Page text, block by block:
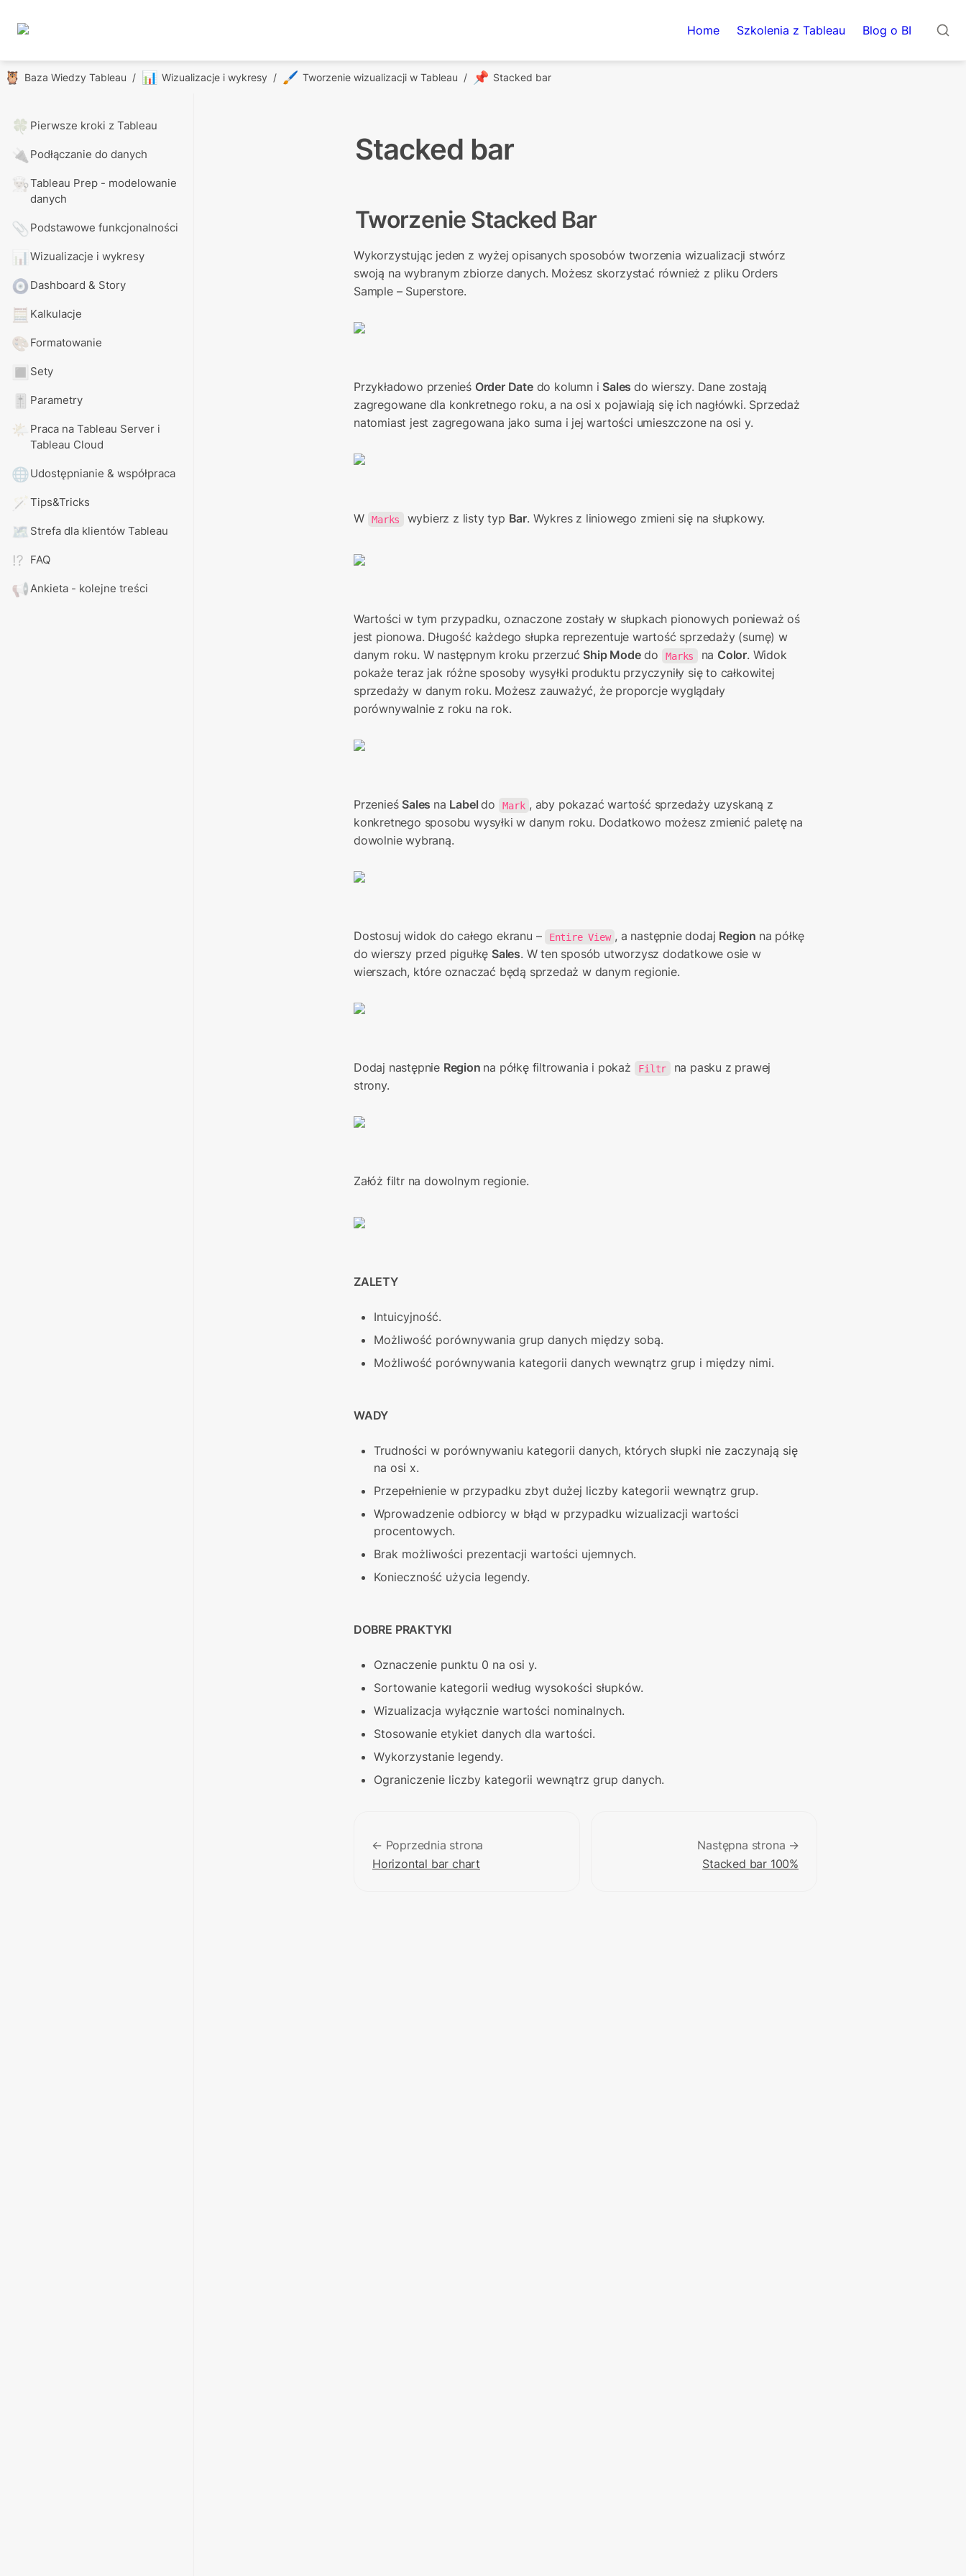
Home Szkolenia z Tableau Blog o BI
🦉 Baza Wiedzy Tableau / 📊 Wizualizacje i wykresy / 🖌️ Tworzenie wizualizacji w Tableau / 📌 Stacked bar
🍀 Pierwsze kroki z Tableau
🔌 Podłączanie do danych
👨🏼‍🍳Tableau Prep - modelowanie
danych
📎 Podstawowe funkcjonalności
📊 Wizualizacje i wykresy
🧿 Dashboard & Story
🧮 Kalkulacje
🎨 Formatowanie
🔳 Sety
🎚️ Parametry
🌤️ Praca na Tableau Server i
Tableau Cloud
🌐Udostępnianie & współpraca
🪄 Tips&Tricks
🗺️ Strefa dla klientów Tableau
⁉️ FAQ
📢Ankieta - kolejne treści
Stacked bar
Tworzenie Stacked Bar
Wykorzystując jeden z wyżej opisanych sposobów tworzenia wizualizacji stwórz
swoją na wybranym zbiorze danych. Możesz skorzystać również z pliku Orders
Sample – Superstore.
Przykładowo przenieś Order Date do kolumn i Sales do wierszy. Dane zostają
zagregowane dla konkretnego roku, a na osi x pojawiają się ich nagłówki. Sprzedaż
natomiast jest zagregowana jako suma i jej wartości umieszczone na osi y.
W Marks wybierz z listy typ Bar. Wykres z liniowego zmieni się na słupkowy.
Wartości w tym przypadku, oznaczone zostały w słupkach pionowych ponieważ oś
jest pionowa. Długość każdego słupka reprezentuje wartość sprzedaży (sumę) w
danym roku. W następnym kroku przerzuć Ship Mode do Marks na Color. Widok
pokaże teraz jak różne sposoby wysyłki produktu przyczyniły się to całkowitej
sprzedaży w danym roku. Możesz zauważyć, że proporcje wyglądały
porównywalnie z roku na rok.
Przenieś Sales na Label do Mark , aby pokazać wartość sprzedaży uzyskaną z
konkretnego sposobu wysyłki w danym roku. Dodatkowo możesz zmienić paletę na
dowolnie wybraną.
Dostosuj widok do całego ekranu – Entire View , a następnie dodaj Region na półkę
do wierszy przed pigułkę Sales. W ten sposób utworzysz dodatkowe osie w
wierszach, które oznaczać będą sprzedaż w danym regionie.
Dodaj następnie Region na półkę filtrowania i pokaż Filtr
na pasku z prawej
strony.
Załóż filtr na dowolnym regionie.
ZALETY
Intuicyjność.
Możliwość porównywania grup danych między sobą.
Możliwość porównywania kategorii danych wewnątrz grup i między nimi.
WADY
Trudności w porównywaniu kategorii danych, których słupki nie zaczynają się
na osi x.
Przepełnienie w przypadku zbyt dużej liczby kategorii wewnątrz grup.
Wprowadzenie odbiorcy w błąd w przypadku wizualizacji wartości
procentowych.
Brak możliwości prezentacji wartości ujemnych.
Konieczność użycia legendy.
DOBRE PRAKTYKI
Oznaczenie punktu 0 na osi y.
Sortowanie kategorii według wysokości słupków.
Wizualizacja wyłącznie wartości nominalnych.
Stosowanie etykiet danych dla wartości.
Wykorzystanie legendy.
Ograniczenie liczby kategorii wewnątrz grup danych.
← Poprzednia strona
Horizontal bar chart
Następna strona →
Stacked bar 100%